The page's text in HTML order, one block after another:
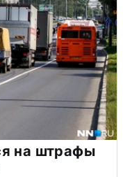
на штрафы